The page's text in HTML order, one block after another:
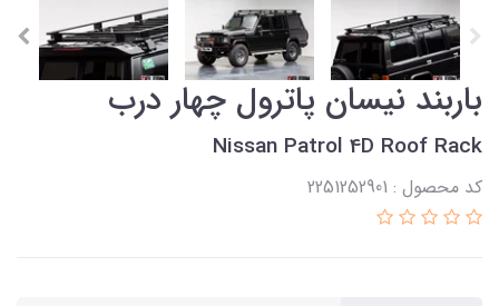
باربند نیسان پاترول چهار درب
Nissan Patrol 4D Roof Rack
کد محصول : 2251252901